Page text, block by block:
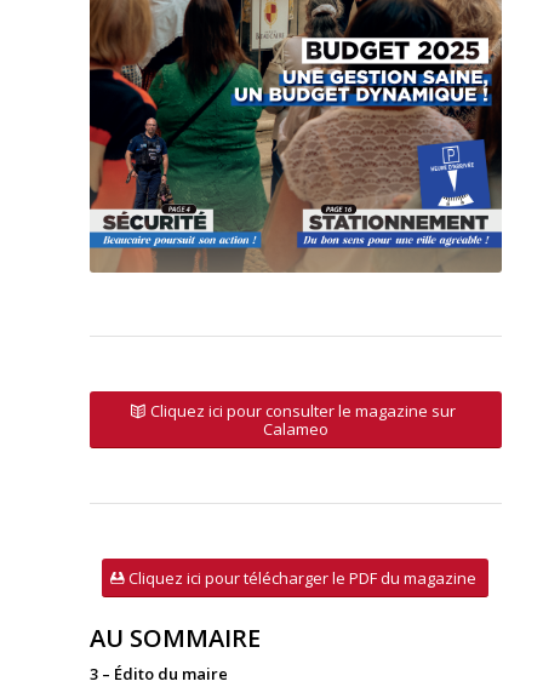
Cliquez ici pour consulter le magazine sur
Calameo
Cliquez ici pour télécharger le PDF du magazine
AU SOMMAIRE
3 – Édito du maire